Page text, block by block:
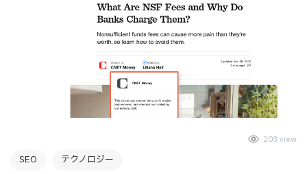
SEO テクノロジー
203 view